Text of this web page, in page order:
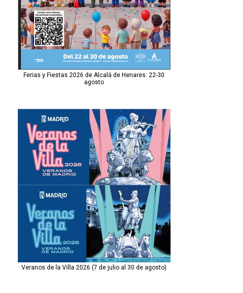
Ferias y Fiestas 2026 de Alcalá de Henares: 22-30
agosto
Veranos de la Villa 2026 (7 de julio al 30 de agosto)